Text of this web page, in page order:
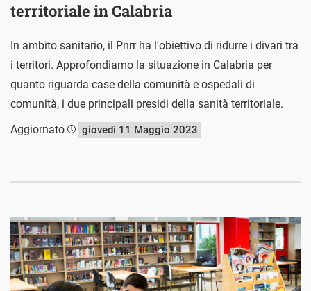
territoriale in Calabria
In ambito sanitario, il Pnrr ha l'obiettivo di ridurre i divari tra
i territori. Approfondiamo la situazione in Calabria per
quanto riguarda case della comunità e ospedali di
comunità, i due principali presidi della sanità territoriale.
Aggiornato
giovedì 11 Maggio 2023